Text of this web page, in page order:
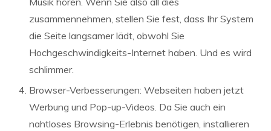
zusammennehmen, stellen Sie fest, dass Ihr System
die Seite langsamer lädt, obwohl Sie
Hochgeschwindigkeits-Internet haben. Und es wird
schlimmer.
Browser-Verbesserungen: Webseiten haben jetzt
Werbung und Pop-up-Videos. Da Sie auch ein
nahtloses Browsing-Erlebnis benötigen, installieren